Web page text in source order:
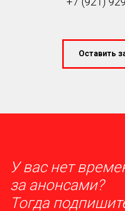
Оставить
У вас нет
за анонсами?
Тогда п